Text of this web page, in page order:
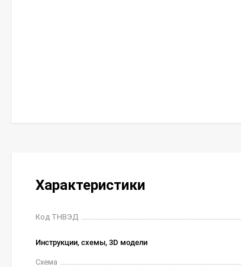
Характеристики
Код ТНВЭД
Инструкции, схемы, 3D модели
Схема